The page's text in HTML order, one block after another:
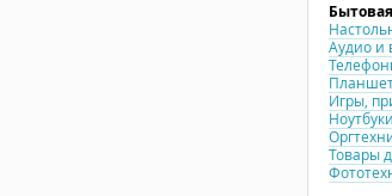
Аудио и
Игры,
Ноутбуки
Товары